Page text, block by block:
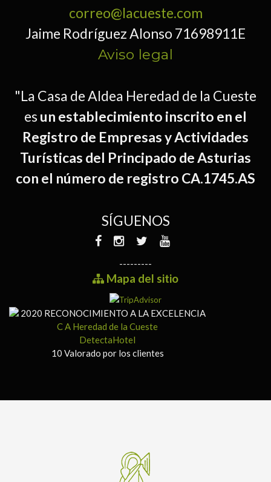
correo@lacueste.com
Jaime Rodríguez Alonso 71698911E
Aviso legal
"La Casa de Aldea Heredad de la Cueste
es un establecimiento inscrito en el
Registro de Empresas y Actividades
Turísticas del Principado de Asturias
con el número de registro CA.1745.AS
SÍGUENOS
---------
Mapa del sitio
2020 RECONOCIMIENTO A LA EXCELENCIA
C A Heredad de la Cueste
DetectaHotel
10 Valorado por los clientes